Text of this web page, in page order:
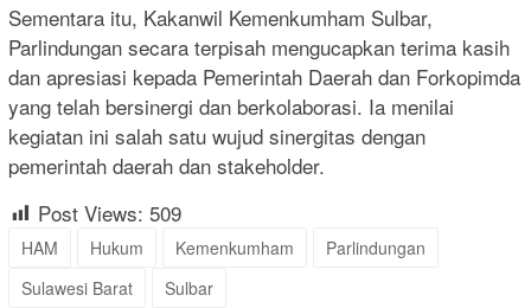
Sementara itu, Kakanwil Kemenkumham Sulbar,
Parlindungan secara terpisah mengucapkan terima kasih
dan apresiasi kepada Pemerintah Daerah dan Forkopimda
yang telah bersinergi dan berkolaborasi. Ia menilai
kegiatan ini salah satu wujud sinergitas dengan
pemerintah daerah dan stakeholder.
Post Views: 509
HAM Hukum Kemenkumham
Parlindungan
Sulawesi Barat
Sulbar